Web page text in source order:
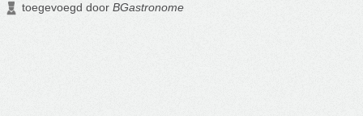
toegevoegd door BGastronome